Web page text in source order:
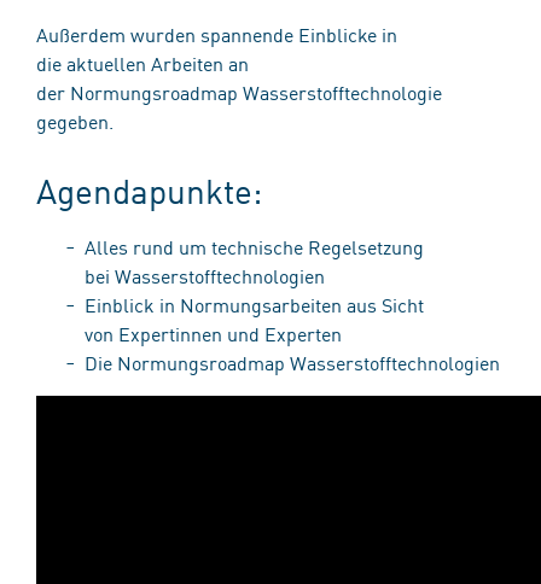
Außerdem wurden spannende Einblicke in
die aktuellen Arbeiten an
der Normungsroadmap Wasserstofftechnologie
gegeben.​
​Agendapunkte:​
Alles rund um technische Regelsetzung
bei Wasserstofftechnologien
Einblick in Normungsarbeiten aus Sicht
von Expertinnen und Experten ​
Die Normungsroadmap Wasserstofftechnologien​